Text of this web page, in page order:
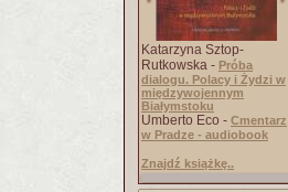
Katarzyna Sztop-
Rutkowska - Próba
dialogu. Polacy i Żydzi w
międzywojennym
Białymstoku
Umberto Eco - Cmentarz
w Pradze - audiobook
Znajdź książkę..